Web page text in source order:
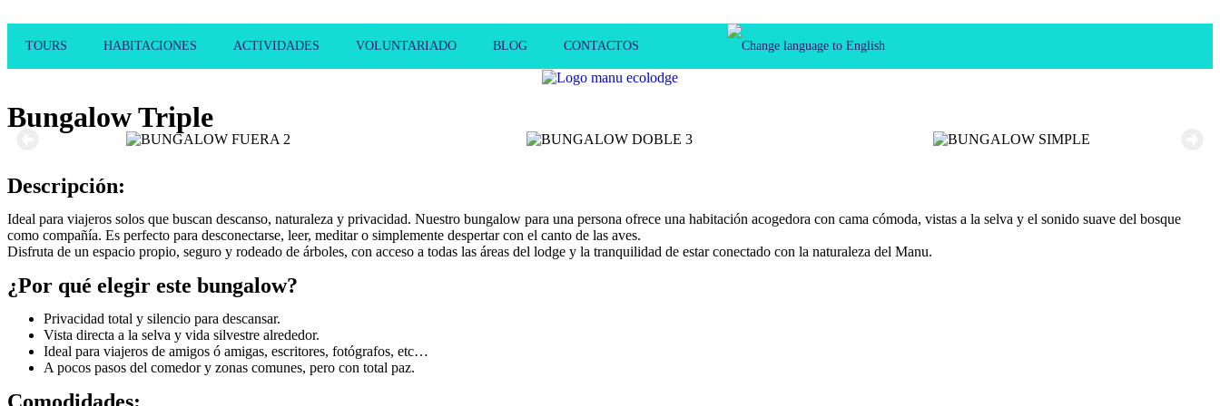
TOURS HABITACIONES ACTIVIDADES VOLUNTARIADO BLOG CONTACTOS
Bungalow Triple
Descripción:
Ideal para viajeros solos que buscan descanso, naturaleza y privacidad. Nuestro bungalow para una persona ofrece una habitación acogedora con cama cómoda, vistas a la selva y el sonido suave del bosque
como compañía. Es perfecto para desconectarse, leer, meditar o simplemente despertar con el canto de las aves.
Disfruta de un espacio propio, seguro y rodeado de árboles, con acceso a todas las áreas del lodge y la tranquilidad de estar conectado con la naturaleza del Manu.
¿Por qué elegir este bungalow?
Privacidad total y silencio para descansar.
Vista directa a la selva y vida silvestre alrededor.
Ideal para viajeros de amigos ó amigas, escritores, fotógrafos, etc…
A pocos pasos del comedor y zonas comunes, pero con total paz.